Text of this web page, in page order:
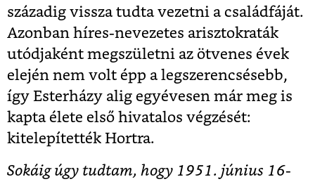
századig vissza tudta vezetni a családfáját.
Azonban híres-nevezetes arisztokraták
utódjaként megszületni az ötvenes évek
elején nem volt épp a legszerencsésebb,
így Esterházy alig egyévesen már meg is
kapta élete első hivatalos végzését:
kitelepítették Hortra.
Sokáig úgy tudtam, hogy 1951. június 16-